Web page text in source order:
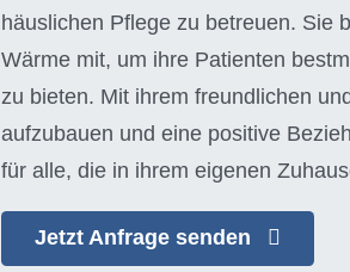
häuslichen Pflege zu betreuen. Sie
Wärme mit, um ihre Patienten
zu bieten. Mit ihrem freundlichen
aufzubauen und eine positive
für alle, die in ihrem eigenen
Jetzt Anfrage senden